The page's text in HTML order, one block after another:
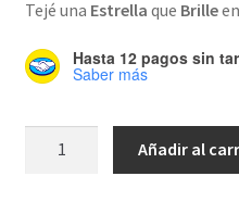
Tejé una Estrella que Brille
Hasta 12 pagos sin
Saber más
Añadir al